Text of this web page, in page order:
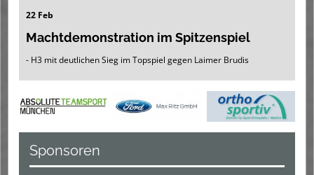
22 Feb
Machtdemonstration im Spitzenspiel
- H3 mit deutlichen Sieg im Topspiel gegen Laimer Brudis
Sponsoren